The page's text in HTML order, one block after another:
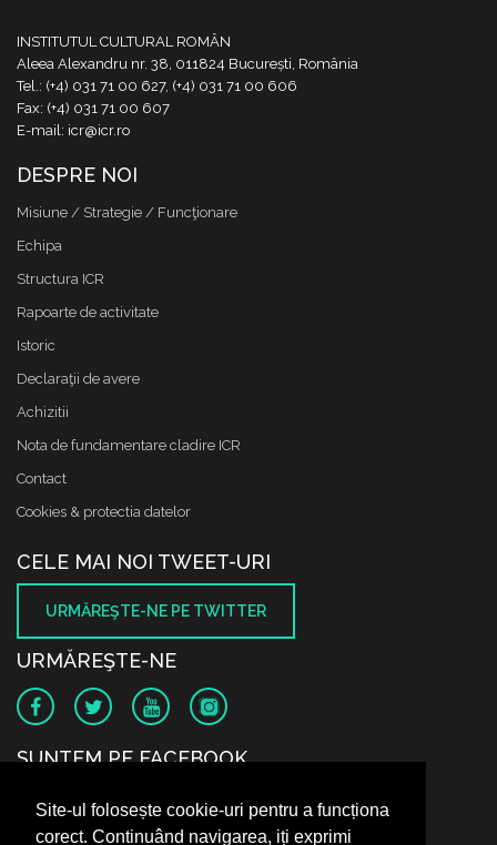
Site-ul folosește cookie-uri pentru a funcționa
corect. Continuând navigarea, iți exprimi
INSTITUTUL CULTURAL ROMÂN
Aleea Alexandru nr. 38, 011824 București, România
Tel.: (+4) 031 71 00 627, (+4) 031 71 00 606
Fax: (+4) 031 71 00 607
E-mail: icr@icr.ro
DESPRE NOI
Misiune / Strategie / Funcţionare
Echipa
Structura ICR
Rapoarte de activitate
Istoric
Declaraţii de avere
Achizitii
Nota de fundamentare cladire ICR
Contact
Cookies & protectia datelor
CELE MAI NOI TWEET-URI
URMĂREŞTE-NE PE TWITTER
URMĂREŞTE-NE
SUNTEM PE FACEBOOK